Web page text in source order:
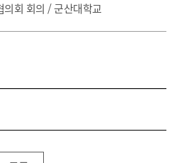
의회 회의 / 군산대학교